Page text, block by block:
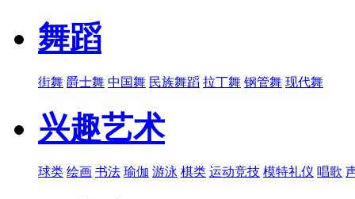
舞蹈
街舞 爵士舞 中国舞 民族舞蹈 拉丁舞 钢管舞 现代舞
兴趣艺术
球类 绘画 书法 瑜伽 游泳 棋类 运动竞技 模特礼仪 唱歌